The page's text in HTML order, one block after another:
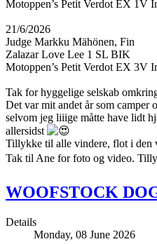
Motoppen’s Petit Verdot EX 1V
21/6/2026
Judge Markku Mähönen, Fin
Zalazar Love Lee 1 SL BIK
Motoppen’s Petit Verdot EX 3V
Tak for hyggelige selskab
Det var mit andet år som camper
selvom jeg liiige måtte have lidt
allersidst
Tillykke til alle vindere, flot i den
Tak til Ane for foto og video.
WOOFSTOCK
Details
Monday, 08 June 2026